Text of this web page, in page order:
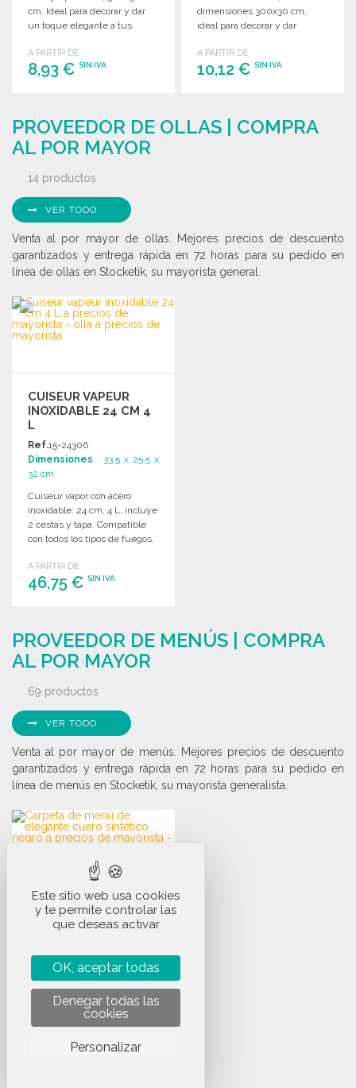
cm. Ideal para decorar y dar
un toque elegante a tus
A PARTIR DE
8,93 € SIN IVA
Solicitar un presupuesto
dimensiones 300x30 cm,
ideal para decorar y dar
A PARTIR DE
10,12 €SIN IVA
Solicitar un presupuesto
PROVEEDOR DE OLLAS | COMPRA
AL POR MAYOR
14 productos
VER TODO
Venta al por mayor de ollas. Mejores precios de descuento
garantizados y entrega rápida en 72 horas para su pedido en
línea de ollas en Stocketik, su mayorista general.
CUISEUR VAPEUR
INOXIDABLE 24 CM 4
L
Ref.15-24306
Dimensiones : 33.5 x 25.5 x
32 cm
Cuiseur vapor con acero
inoxidable, 24 cm, 4 L, incluye
2 cestas y tapa. Compatible
con todos los tipos de fuegos.
A PARTIR DE
46,75 € SIN IVA
Solicitar un presupuesto
PROVEEDOR DE MENÚS | COMPRA
AL POR MAYOR
69 productos
VER TODO
Venta al por mayor de menús. Mejores precios de descuento
garantizados y entrega rápida en 72 horas para su pedido en
línea de menús en Stocketik, su mayorista generalista.
CARPETA DE MENÚ
DE ELEGANTE CUERO
PRECIOS DE
MAYORISTA
Ref.13-22033
Stock: 153 artículos
Dimensiones: 235 x 315 x 9
Portafolios de imitación cuero
sobrio y resistente, ideal para
Este sitio web usa cookies
y te permite controlar las
que deseas activar
OK, aceptar todas
Denegar todas las
cookies
Personalizar